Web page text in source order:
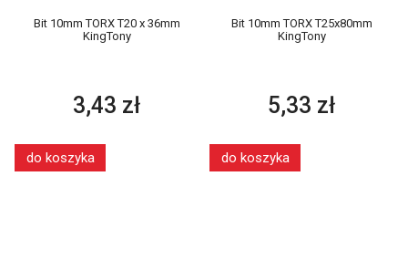
Bit 10mm TORX T20 x 36mm
KingTony
3,43 zł
do koszyka
Bit 10mm TORX T25x80mm
KingTony
5,33 zł
do koszyka